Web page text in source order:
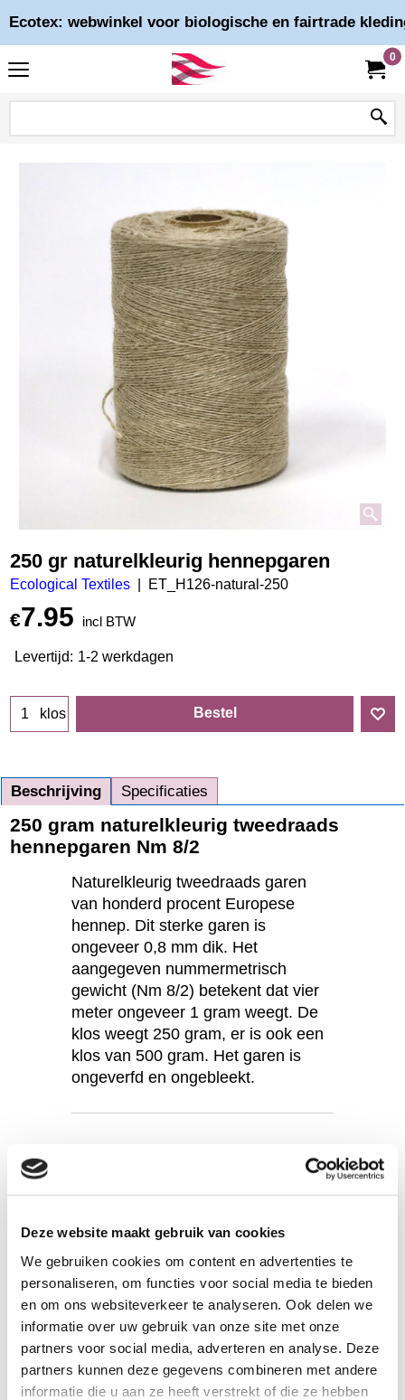
Deze website maakt gebruik van cookies
We gebruiken cookies om content en advertenties te
personaliseren, om functies voor social media te bieden
en om ons websiteverkeer te analyseren. Ook delen we
informatie over uw gebruik van onze site met onze
partners voor social media, adverteren en analyse. Deze
partners kunnen deze gegevens combineren met andere
informatie die u aan ze heeft verstrekt of die ze hebben
Ecotex: webwinkel voor biologische en fairtrade
0
250 gr naturelkleurig hennepgaren
Ecological Textiles ET_H126-natural-250
€7.95 incl BTW
Levertijd: 1-2 werkdagen
klos Bestel
Beschrijving Specificaties
250 gram naturelkleurig tweedraads
hennepgaren Nm 8/2
Naturelkleurig tweedraads garen
van honderd procent Europese
hennep. Dit sterke garen is
ongeveer 0,8 mm dik. Het
aangegeven nummermetrisch
gewicht (Nm 8/2) betekent dat vier
meter ongeveer 1 gram weegt. De
klos weegt 250 gram, er is ook een
klos van 500 gram. Het garen is
ongeverfd en ongebleekt.
250
Samenstelling:
100% hennep
Hoeveelheid per klosje: 1000 mtr.
Garennummer: 8/2
Kleur:
ong. 5%